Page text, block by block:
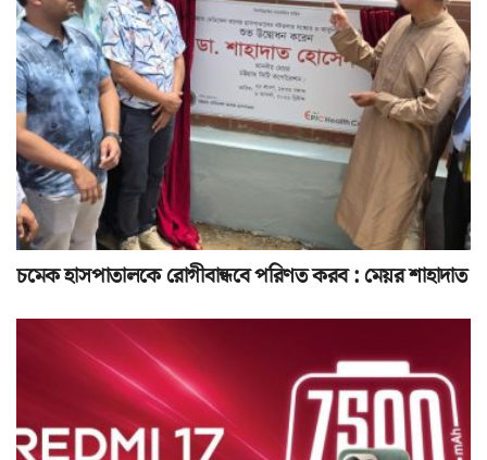
চমেক হাসপাতালকে রোগীবান্ধবে পরিণত করব : মেয়র শাহাদাত